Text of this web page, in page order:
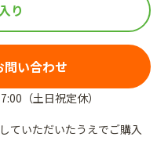
り
い合わせ
（土日祝定休）
ていただいたうえでご購入